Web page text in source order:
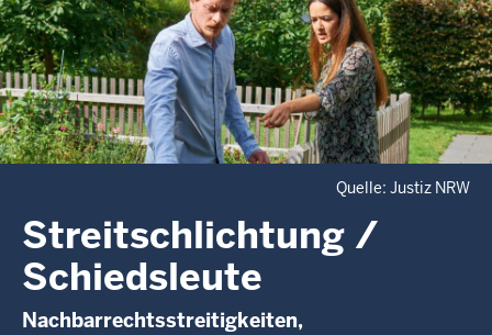
Quelle: Justiz NRW
Streitschlichtung /
Schiedsleute
Nachbarrechtsstreitigkeiten,